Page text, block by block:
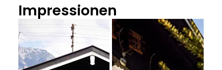
Impressionen